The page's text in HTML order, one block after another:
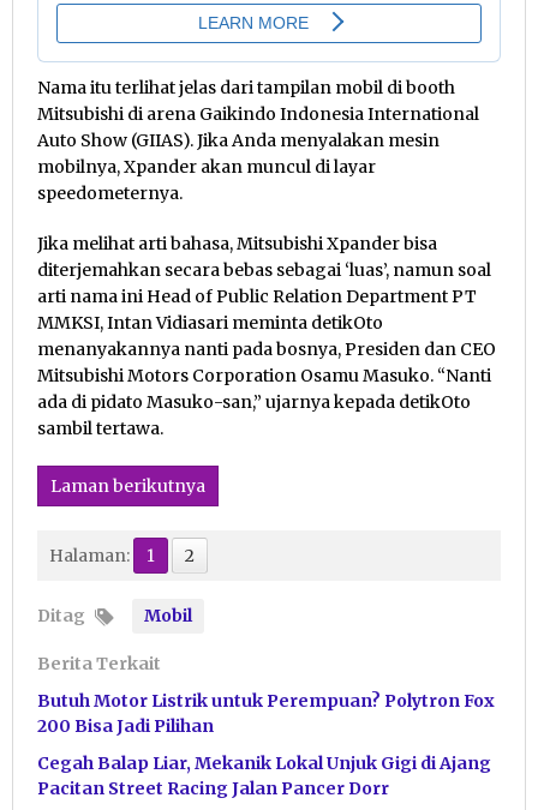
Nama itu terlihat jelas dari tampilan mobil di booth
Mitsubishi di arena Gaikindo Indonesia International
Auto Show (GIIAS). Jika Anda menyalakan mesin
mobilnya, Xpander akan muncul di layar
speedometernya.
Jika melihat arti bahasa, Mitsubishi Xpander bisa
diterjemahkan secara bebas sebagai ‘luas’, namun soal
arti nama ini Head of Public Relation Department PT
MMKSI, Intan Vidiasari meminta detikOto
menanyakannya nanti pada bosnya, Presiden dan CEO
Mitsubishi Motors Corporation Osamu Masuko. “Nanti
ada di pidato Masuko-san,” ujarnya kepada detikOto
sambil tertawa.
Laman berikutnya
Halaman: 1 2
Ditag Mobil
Berita Terkait
Butuh Motor Listrik untuk Perempuan? Polytron Fox
200 Bisa Jadi Pilihan
Cegah Balap Liar, Mekanik Lokal Unjuk Gigi di Ajang
Pacitan Street Racing Jalan Pancer Dorr